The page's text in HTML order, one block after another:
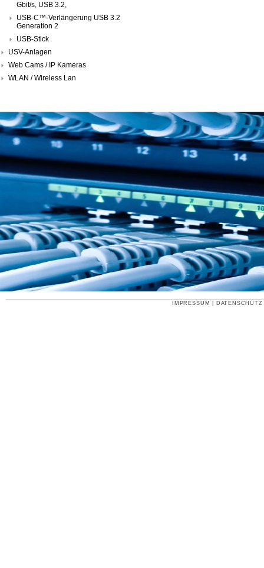
Gbit/s, USB 3.2,
USB-C™-Verlängerung USB 3.2
Generation 2
USB-Stick
USV-Anlagen
Web Cams / IP Kameras
WLAN / Wireless Lan
IMPRESSUM DATENSCHUTZ